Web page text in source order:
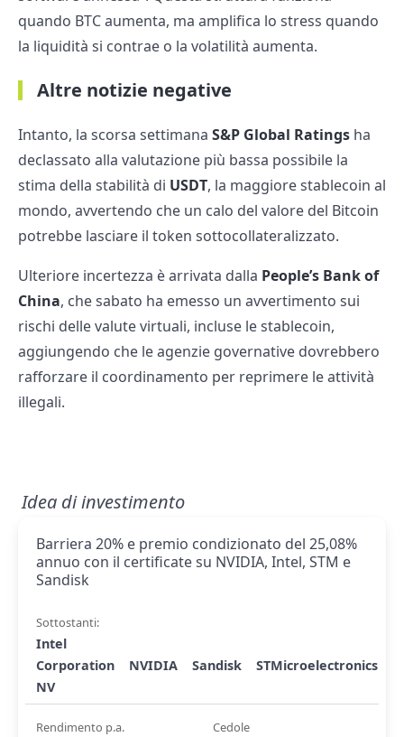
quando BTC aumenta, ma amplifica lo stress quando
la liquidità si contrae o la volatilità aumenta.
Altre notizie negative
Intanto, la scorsa settimana S&P Global Ratings ha
declassato alla valutazione più bassa possibile la
stima della stabilità di USDT, la maggiore stablecoin al
mondo, avvertendo che un calo del valore del Bitcoin
potrebbe lasciare il token sottocollateralizzato.
Ulteriore incertezza è arrivata dalla People’s Bank of
China, che sabato ha emesso un avvertimento sui
rischi delle valute virtuali, incluse le stablecoin,
aggiungendo che le agenzie governative dovrebbero
rafforzare il coordinamento per reprimere le attività
illegali.
Idea di investimento
Barriera 20% e premio condizionato del 25,08%
annuo con il certificate su NVIDIA, Intel, STM e
Sandisk
Sottostanti:
Intel
Corporation
NVIDIA Sandisk
STMicroelectronics
NV
Rendimento p.a. Cedole